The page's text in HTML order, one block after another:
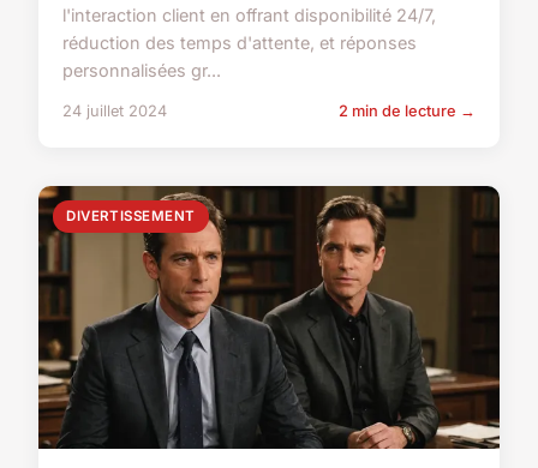
l'interaction client en offrant disponibilité 24/7,
réduction des temps d'attente, et réponses
personnalisées gr...
24 juillet 2024 2 min de lecture →
DIVERTISSEMENT